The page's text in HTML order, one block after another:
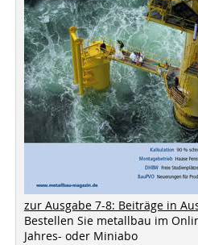
zur Ausgabe 7-8: Beiträge in
Bestellen Sie metallbau im
Jahres- oder Miniabo